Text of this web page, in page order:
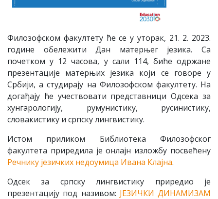
Филозофском факултету ће се у уторак, 21. 2. 2023.
године обележити Дан матерњег језика. Са
почетком у 12 часова, у сали 114, биће одржане
презентације матерњих језика који се говоре у
Србији, а студирају на Филозофском факултету. На
догађају ће учествовати представници Одсека за
хунгарологију, румунистику, русинистику,
словакистику и српску лингвистику.
Истом приликом Библиотека Филозофског
факултета приредила је онлајн изложбу посвећену
Речнику језичких недоумица Ивана Клајна.
Одсек за српску лингвистику приредио је
презентацију под називом: ЈЕЗИЧКИ ДИНАМИЗАМ